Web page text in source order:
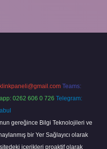
Teams:
0262 606 0 726 Telegram:
gereğince Bilgi Teknolojileri ve
bir Yer Sağlayıcı olarak
içerikleri proaktif olarak